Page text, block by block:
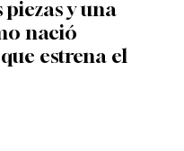
y una
nació
estrena el